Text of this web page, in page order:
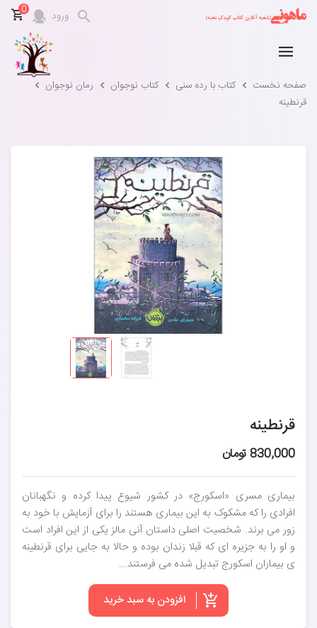
ورود 0
صفحه نخست کتاب با رده سنی کتاب نوجوان
رمان نوجوان
قرنطینه
قرنطینه
830,000 تومان
بیماری مسری «اسکورج» در کشور شیوع پیدا کرده و نگهبانان
افرادی را که مشکوک به این بیماری هستند را برای آزمایش با خود به
زور می برند. شخصیت اصلی داستان آنی مالز یکی از این افراد است
و او را به جزیره ای که قبلا زندان بوده و حالا به جایی برای قرنطینه
ی بیماران اسکورج تبدیل شده می فرستند...
افزودن به سبد خرید